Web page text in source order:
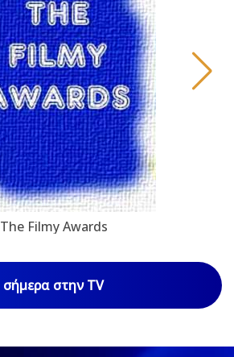
The Filmy Awards
σήμερα στην TV